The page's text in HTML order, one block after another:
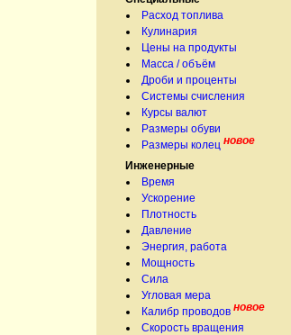
Расход топлива
Кулинария
Цены на продукты
Масса / объём
Дроби и проценты
Системы счисления
Курсы валют
Размеры обуви
Размеры колец новое
Инженерные
Время
Ускорение
Плотность
Давление
Энергия, работа
Мощность
Сила
Угловая мера
Калибр проводов новое
Скорость вращения